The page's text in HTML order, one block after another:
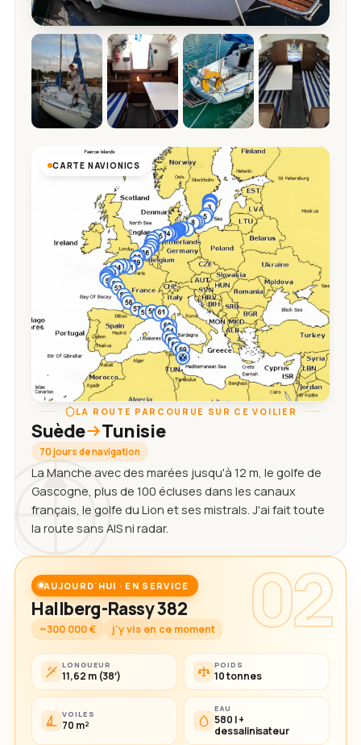
CARTE NAVIONICS
LA ROUTE PARCOURUE SUR CE VOILIER
Suède Tunisie
70 jours de navigation
La Manche avec des marées jusqu'à 12 m, le golfe de
Gascogne, plus de 100 écluses dans les canaux
français, le golfe du Lion et ses mistrals. J'ai fait toute
la route sans AIS ni radar.
02
AUJOURD'HUI · EN SERVICE
Hallberg-Rassy 382
~300 000 € j'y vis en ce moment
LONGUEUR
11,62 m (38′)
POIDS
10 tonnes
VOILES
70 m²
EAU
580 l +
dessalinisateur